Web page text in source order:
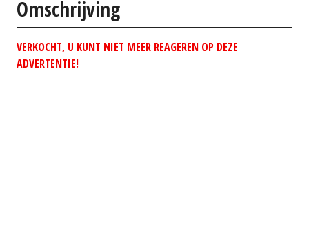
Omschrijving
VERKOCHT, U KUNT NIET MEER REAGEREN OP DEZE
ADVERTENTIE!